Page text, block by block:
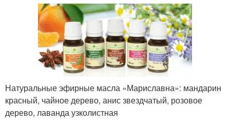
Натуральные эфирные масла «Мариславна»: мандарин
красный, чайное дерево, анис звездчатый, розовое
дерево, лаванда узколистная